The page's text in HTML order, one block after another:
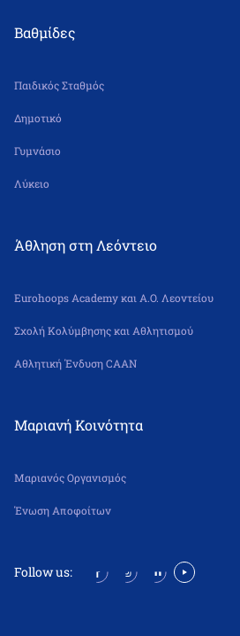
Βαθμίδες
Παιδικός Σταθμός
Δημοτικό
Γυμνάσιο
Λύκειο
Άθληση στη Λεόντειο
Eurohoops Academy και Α.Ο. Λεοντείου
Σχολή Κολύμβησης και Αθλητισμού
Αθλητική Ένδυση CAAN
Μαριανή Κοινότητα
Μαριανός Οργανισμός
Ένωση Αποφοίτων
Follow us: